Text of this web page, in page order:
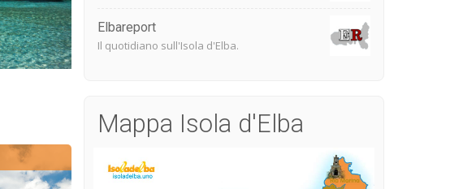
Elbareport
Il quotidiano sull'Isola d'Elba.
Mappa Isola d'Elba